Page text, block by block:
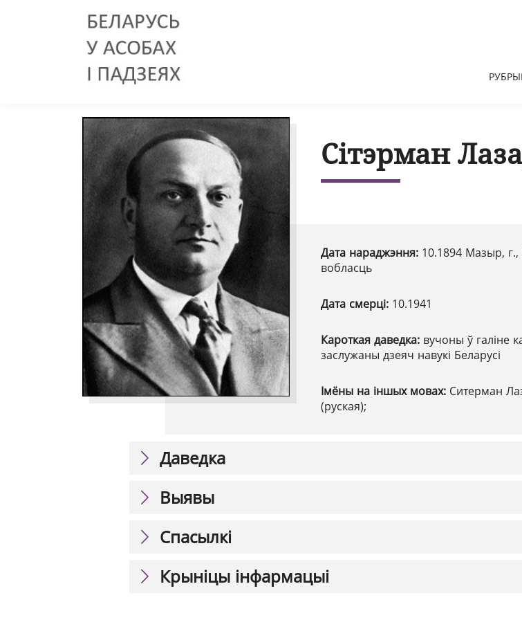
Сітэрман
Дата нараджэння: 10.1894 Мазыр, г.,
вобласць
Дата смерці: 10.1941
Кароткая даведка: вучоны ў галіне
заслужаны дзеяч навукі Беларусі
Імёны на іншых мовах: Ситерман
(руская);
Даведка
Выявы
Спасылкі
Крыніцы інфармацыі